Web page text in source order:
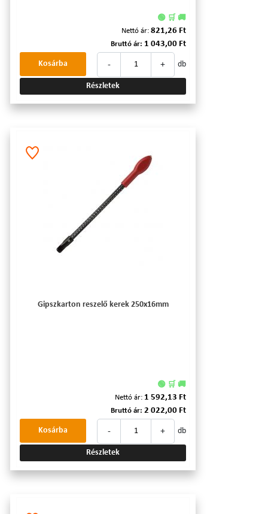
🟢 🛒 🚚
Nettó ár: 821,26 Ft
Bruttó ár: 1 043,00 Ft
- + db
Kosárba
Részletek
Gipszkarton reszelő kerek 250x16mm
🟢 🛒 🚚
Nettó ár: 1 592,13 Ft
Bruttó ár: 2 022,00 Ft
- + db
Kosárba
Részletek